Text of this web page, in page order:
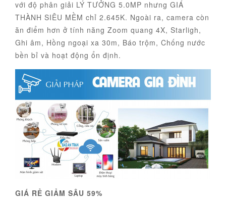
với độ phân giải LÝ TƯỞNG 5.0MP nhưng GIÁ
THÀNH SIÊU MỀM chỉ 2.645K. Ngoài ra, camera còn
ăn điểm hơn ở tính năng Zoom quang 4X, Starligh,
Ghi âm, Hồng ngoại xa 30m, Báo trộm, Chống nước
bền bỉ và hoạt động ổn định.
GIÁ RẺ GIẢM SÂU 59%